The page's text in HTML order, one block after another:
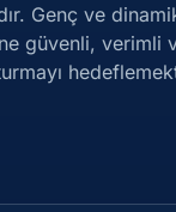
Genç ve
güvenli, verimli